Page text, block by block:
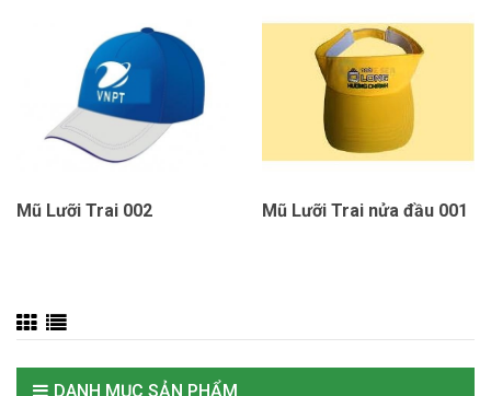
Mũ Lưỡi Trai 002 Mũ Lưỡi Trai nửa đầu 001
DANH MỤC SẢN PHẨM